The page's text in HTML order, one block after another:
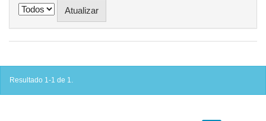
Resultado 1-1 de 1.